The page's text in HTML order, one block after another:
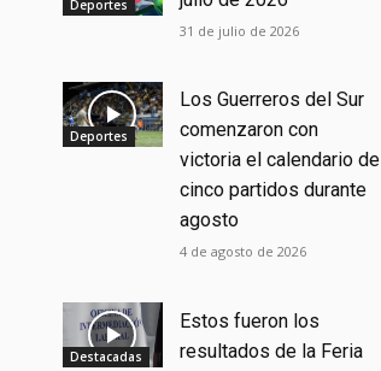
Deportes
31 de julio de 2026
Deportes
Los Guerreros del Sur
comenzaron con
victoria el calendario de
cinco partidos durante
agosto
4 de agosto de 2026
Destacadas
Estos fueron los
resultados de la Feria